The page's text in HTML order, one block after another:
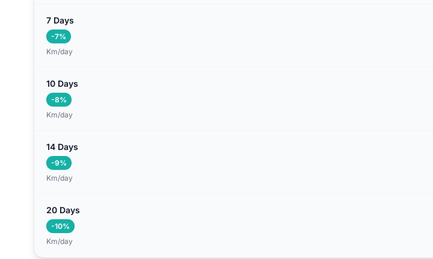
7 Days
-7%
Km/day
10 Days
-8%
Km/day
14 Days
-9%
Km/day
20 Days
-10%
Km/day